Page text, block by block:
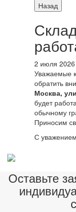
Назад
2 июля 2026
Уважаемые
обратить
Москва,
будет
обычному
Приносим
С
Оставьте